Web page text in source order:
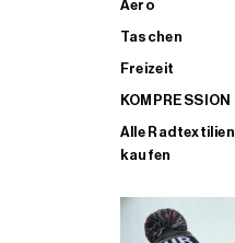
Aero
Taschen
Freizeit
KOMPRESSION
Alle Radtextilien
kaufen